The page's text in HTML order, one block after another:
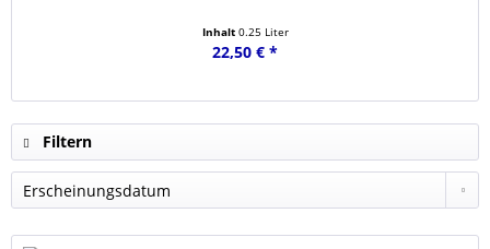
Inhalt 0.25 Liter
22,50 € *
Filtern